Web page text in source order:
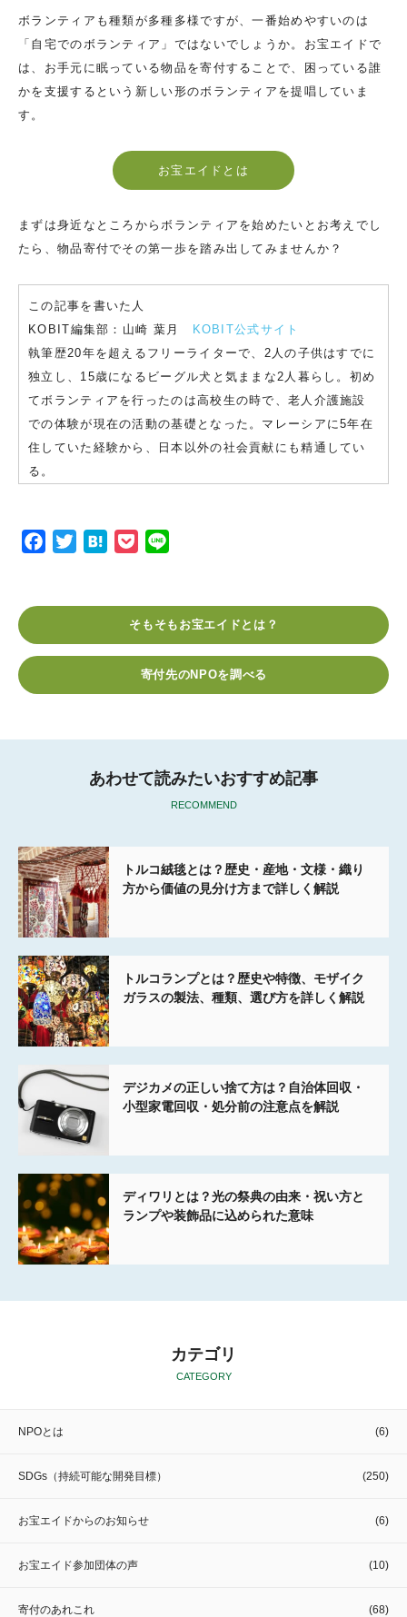
ボランティアも種類が多種多様ですが、一番始めやすいのは
「自宅でのボランティア」ではないでしょうか。お宝エイドで
は、お手元に眠っている物品を寄付することで、困っている誰
かを支援するという新しい形のボランティアを提唱していま
す。
お宝エイドとは
まずは身近なところからボランティアを始めたいとお考えでし
たら、物品寄付でその第一歩を踏み出してみませんか？
この記事を書いた人
KOBIT編集部：山崎 葉月
KOBIT公式サイト
執筆歴20年を超えるフリーライターで、2人の子供はすでに
独立し、15歳になるビーグル犬と気ままな2人暮らし。初め
てボランティアを行ったのは高校生の時で、老人介護施設
での体験が現在の活動の基礎となった。マレーシアに5年在
住していた経験から、日本以外の社会貢献にも精通してい
る。
o
e
a
t
そもそもお宝エイドとは？
寄付先のNPOを調べる
あわせて読みたいおすすめ記事
RECOMMEND
トルコ絨毯とは？歴史・産地・文様・織り
方から価値の見分け方まで詳しく解説
トルコランプとは？歴史や特徴、モザイク
ガラスの製法、種類、選び方を詳しく解説
デジカメの正しい捨て方は？自治体回収・
小型家電回収・処分前の注意点を解説
ディワリとは？光の祭典の由来・祝い方と
ランプや装飾品に込められた意味
カテゴリ
CATEGORY
NPOとは (6)
SDGs（持続可能な開発目標） (250)
お宝エイドからのお知らせ (6)
お宝エイド参加団体の声 (10)
寄付のあれこれ (68)